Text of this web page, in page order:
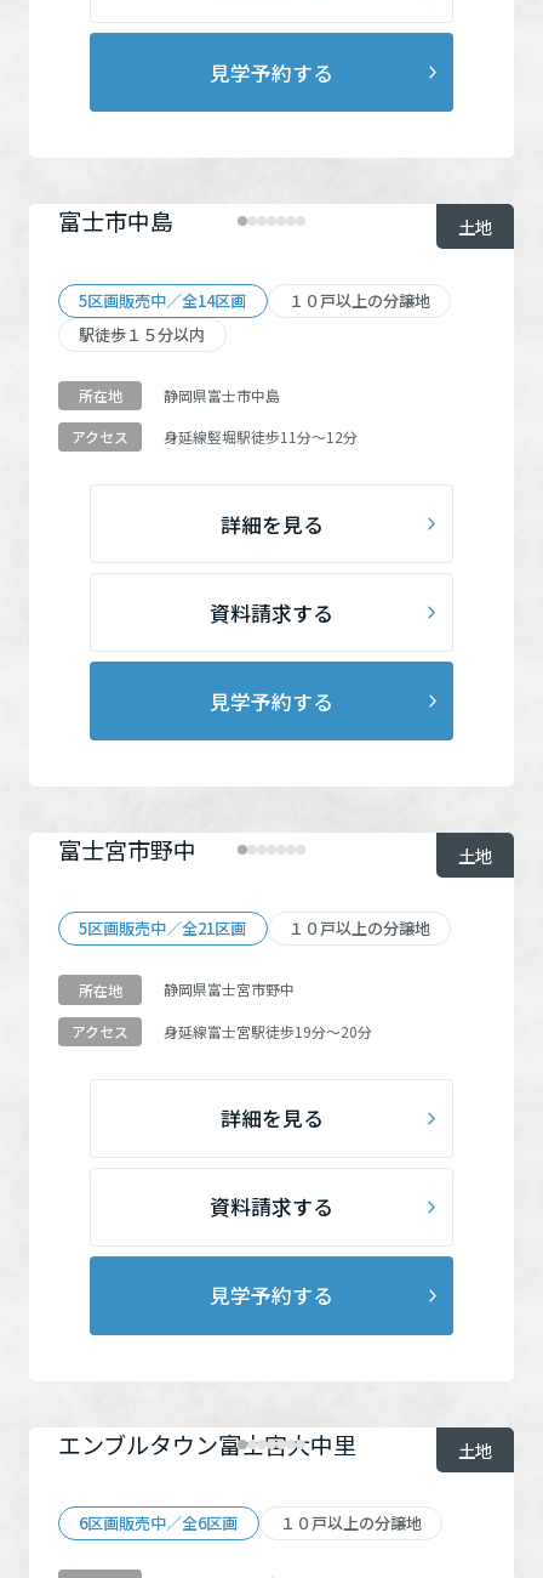
見学予約する
土地
富士市中島
5区画販売中／全14区画
１０戸以上の分譲地
駅徒歩１５分以内
所在地 静岡県富士市中島
アクセス 身延線竪堀駅徒歩11分～12分
詳細を見る
資料請求する
見学予約する
土地
富士宮市野中
5区画販売中／全21区画 １０戸以上の分譲地
所在地 静岡県富士宮市野中
アクセス 身延線富士宮駅徒歩19分～20分
詳細を見る
資料請求する
見学予約する
土地
エンブルタウン富士宮大中里
6区画販売中／全6区画 １０戸以上の分譲地